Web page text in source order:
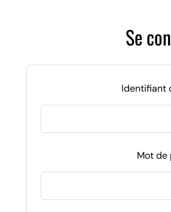
Se
Identifiant
Mot de